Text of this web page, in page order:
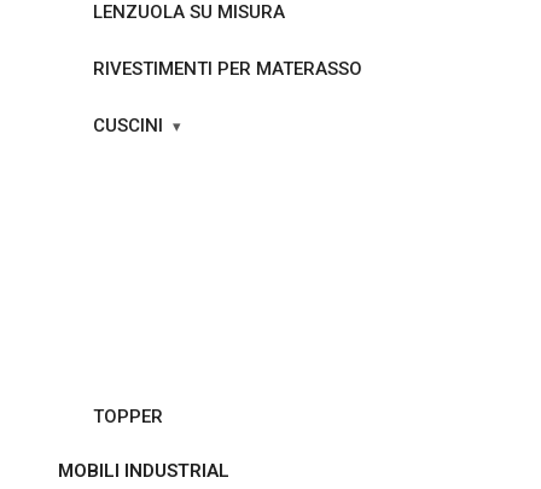
LENZUOLA SU MISURA
RIVESTIMENTI PER MATERASSO
CUSCINI
TOPPER
MOBILI INDUSTRIAL